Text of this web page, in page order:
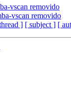
vscan removido
vscan removido
] [ subject ] [